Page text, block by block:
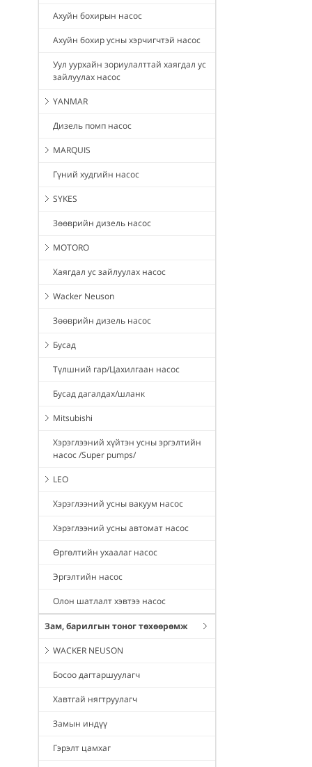
Ахуйн бохирын насос
Ахуйн бохир усны хэрчигчтэй насос
Уул уурхайн зориулалттай хаягдал ус
зайлуулах насос
YANMAR
Дизель помп насос
MARQUIS
Гүний худгийн насос
SYKES
Зөөврийн дизель насос
MOTORO
Хаягдал ус зайлуулах насос
Wacker Neuson
Зөөврийн дизель насос
Бусад
Түлшний гар/Цахилгаан насос
Бусад дагалдах/шланк
Mitsubishi
Хэрэглээний хүйтэн усны эргэлтийн
насос /Super pumps/
LEO
Хэрэглээний усны вакуум насос
Хэрэглээний усны автомат насос
Өргөлтийн ухаалаг насос
Эргэлтийн насос
Олон шатлалт хэвтээ насос
Зам, барилгын тоног төхөөрөмж
WACKER NEUSON
Босоо дагтаршуулагч
Хавтгай нягтруулагч
Замын индүү
Гэрэлт цамхаг